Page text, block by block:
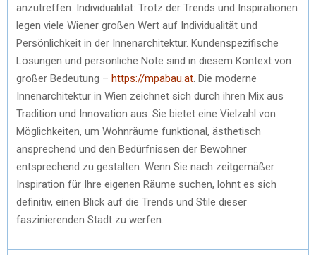
anzutreffen. Individualität: Trotz der Trends und Inspirationen
legen viele Wiener großen Wert auf Individualität und
Persönlichkeit in der Innenarchitektur. Kundenspezifische
Lösungen und persönliche Note sind in diesem Kontext von
großer Bedeutung – https://mpabau.at . Die moderne
Innenarchitektur in Wien zeichnet sich durch ihren Mix aus
Tradition und Innovation aus. Sie bietet eine Vielzahl von
Möglichkeiten, um Wohnräume funktional, ästhetisch
ansprechend und den Bedürfnissen der Bewohner
entsprechend zu gestalten. Wenn Sie nach zeitgemäßer
Inspiration für Ihre eigenen Räume suchen, lohnt es sich
definitiv, einen Blick auf die Trends und Stile dieser
faszinierenden Stadt zu werfen.